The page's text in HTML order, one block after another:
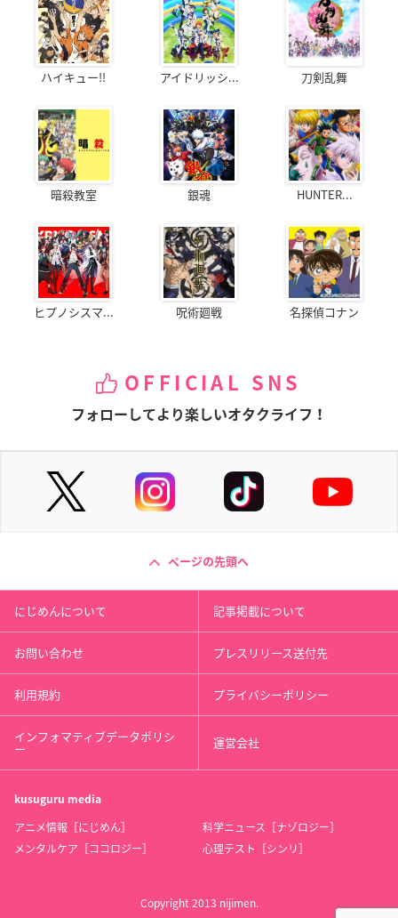
ハイキュー!! アイドリッシ... 刀剣乱舞
暗殺教室 銀魂 HUNTER...
ヒプノシスマ... 呪術廻戦 名探偵コナン
OFFICIAL SNS
フォローしてより楽しいオタクライフ！
ページの先頭へ
にじめんについて 記事掲載について
お問い合わせ プレスリリース送付先
利用規約 プライバシーポリシー
インフォマティブデータポリシ
ー 運営会社
kusuguru media
アニメ情報［にじめん］
科学ニュース［ナゾロジー］
メンタルケア［ココロジー］
心理テスト［シンリ］
Copyright 2013 nijimen.